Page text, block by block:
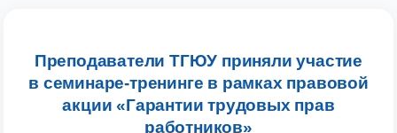
Преподаватели ТГЮУ приняли участие
в семинаре-тренинге в рамках правовой
акции «Гарантии трудовых прав
работников»
Оставляйте здесь свои обращения по
вопросам приёма.